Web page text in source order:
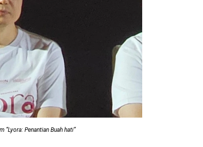
“Lyora: Penantian Buah hati”